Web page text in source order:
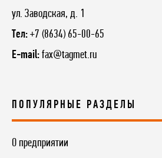
ул. Заводская, д. 1
Тел: +7 (8634) 65-00-65
E-mail: fax@tagmet.ru
ПОПУЛЯРНЫЕ РАЗДЕЛЫ
О предприятии